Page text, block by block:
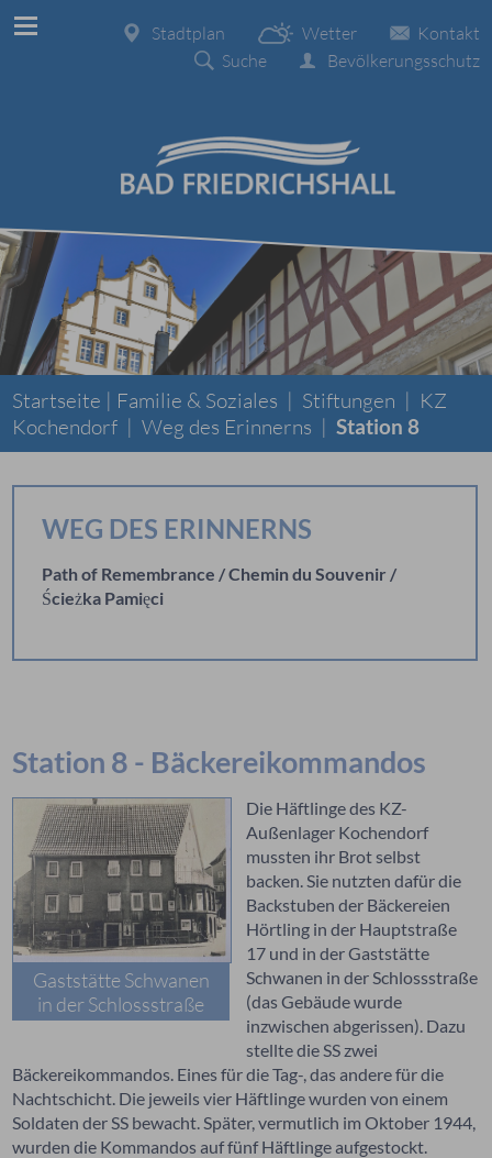
Kontakt
Wetter
Stadtplan
Bevölkerungsschutz
Suche
Startseite | Familie & Soziales | Stiftungen | KZ
Kochendorf |Weg des Erinnerns |Station 8
WEG DES ERINNERNS
Path of Remembrance / Chemin du Souvenir /
Ścieżka Pamięci
Station 8 - Bäckereikommandos
Gaststätte Schwanen
in der Schlossstraße
Die Häftlinge des KZ-
Außenlager Kochendorf
mussten ihr Brot selbst
backen. Sie nutzten dafür die
Backstuben der Bäckereien
Hörtling in der Hauptstraße
17 und in der Gaststätte
Schwanen in der Schlossstraße
(das Gebäude wurde
inzwischen abgerissen). Dazu
stellte die SS zwei
Bäckereikommandos. Eines für die Tag-, das andere für die
Nachtschicht. Die jeweils vier Häftlinge wurden von einem
Soldaten der SS bewacht. Später, vermutlich im Oktober 1944,
wurden die Kommandos auf fünf Häftlinge aufgestockt.